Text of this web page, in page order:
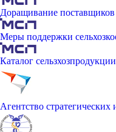
Доращивание поставщиков
Меры поддержки
Каталог сельзхозпродукции
Агентство стратегических